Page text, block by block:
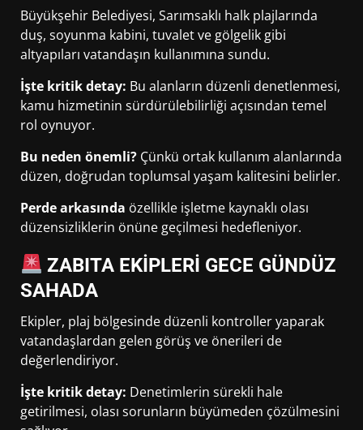
Büyükşehir Belediyesi, Sarımsaklı halk plajlarında
duş, soyunma kabini, tuvalet ve gölgelik gibi
altyapıları vatandaşın kullanımına sundu.
İşte kritik detay: Bu alanların düzenli denetlenmesi,
kamu hizmetinin sürdürülebilirliği açısından temel
rol oynuyor.
Bu neden önemli? Çünkü ortak kullanım alanlarında
düzen, doğrudan toplumsal yaşam kalitesini belirler.
Perde arkasında özellikle işletme kaynaklı olası
düzensizliklerin önüne geçilmesi hedefleniyor.
ZABITA EKİPLERİ GECE GÜNDÜZ
SAHADA
Ekipler, plaj bölgesinde düzenli kontroller yaparak
vatandaşlardan gelen görüş ve önerileri de
değerlendiriyor.
İşte kritik detay: Denetimlerin sürekli hale
getirilmesi, olası sorunların büyümeden çözülmesini